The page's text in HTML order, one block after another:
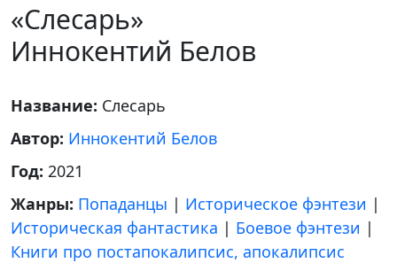
«Слесарь»
Иннокентий Белов
Название: Слесарь
Автор: Иннокентий Белов
Год: 2021
Жанры: Попаданцы | Историческое фэнтези |
Историческая фантастика | Боевое фэнтези |
Книги про постапокалипсис, апокалипсис